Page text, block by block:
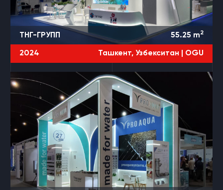
ТНГ-ГРУПП 55.25 m2
2024 Ташкент, Узбекситан | OGU